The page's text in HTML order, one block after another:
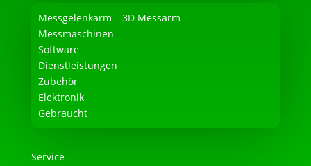
Messgelenkarm – 3D Messarm
Messmaschinen
Software
Dienstleistungen
Zubehör
Elektronik
Gebraucht
Service